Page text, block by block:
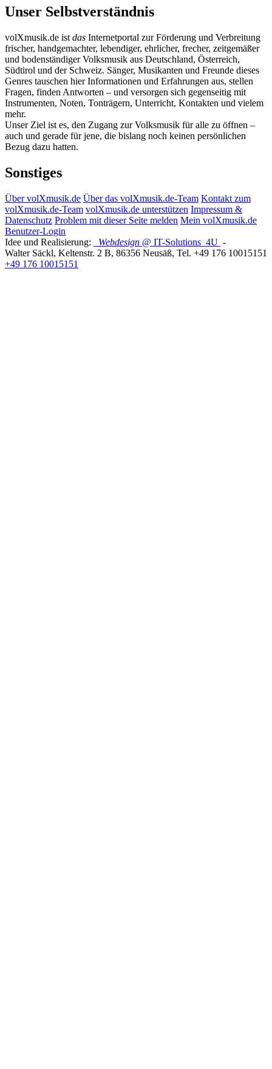
Unser Selbstverständnis
volXmusik.de ist das Internetportal zur Förderung und Verbreitung
frischer, handgemachter, lebendiger, ehrlicher, frecher, zeitgemäßer
und bodenständiger Volksmusik aus Deutschland, Österreich,
Südtirol und der Schweiz. Sänger, Musikanten und Freunde dieses
Genres tauschen hier Informationen und Erfahrungen aus, stellen
Fragen, finden Antworten – und versorgen sich gegenseitig mit
Instrumenten, Noten, Tonträgern, Unterricht, Kontakten und vielem
mehr.
Unser Ziel ist es, den Zugang zur Volksmusik für alle zu öffnen –
auch und gerade für jene, die bislang noch keinen persönlichen
Bezug dazu hatten.
Sonstiges
Über volXmusik.de Über das volXmusik.de-Team Kontakt zum
volXmusik.de-Team volXmusik.de unterstützen Impressum &
Datenschutz Problem mit dieser Seite melden Mein volXmusik.de
Benutzer-Login
Idee und Realisierung:
Webdesign @ IT-Solutions 4U -
Walter Säckl, Keltenstr. 2 B, 86356 Neusäß, Tel. +49 176 10015151
+49 176 10015151